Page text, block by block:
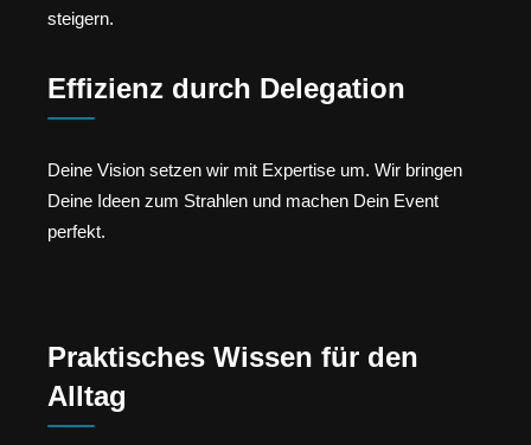
steigern.
Effizienz durch Delegation
Deine Vision setzen wir mit Expertise um. Wir bringen
Deine Ideen zum Strahlen und machen Dein Event
perfekt.
Praktisches Wissen für den
Alltag